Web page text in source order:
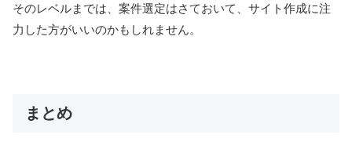
そのレベルまでは、案件選定はさておいて、サイト作成に注
力した方がいいのかもしれません。
まとめ